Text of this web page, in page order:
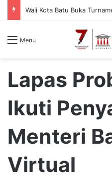
Menu
Lapas
Ikuti
Menteri
Virtual